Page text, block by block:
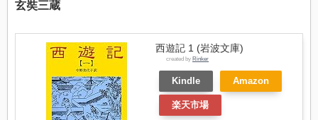
玄奘三蔵
西遊記 1 (岩波文庫)
created by Rinker
Kindle Amazon
楽天市場